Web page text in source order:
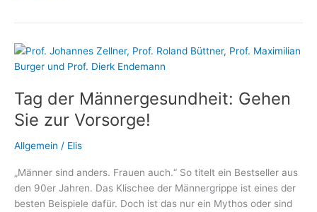
Syndrom
trotzen
Tag der Männergesundheit: Gehen
Sie zur Vorsorge!
Allgemein / Elis
„Männer sind anders. Frauen auch.“ So titelt ein Bestseller aus
den 90er Jahren. Das Klischee der Männergrippe ist eines der
besten Beispiele dafür. Doch ist das nur ein Mythos oder sind